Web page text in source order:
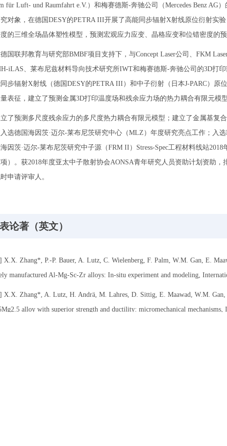
für Luft- und Raumfahrt e.V.）和梅赛德斯-奔驰公司（Mercedes Benz AG
对象，在德国DESY的PETRA III开展了高能同步辐射X射线原位衍射实
的三维全场晶体塑性模型，预测宏观应力应变、晶格应变和位错密度的
国联邦教育与研究部BMBF项目支持下，与Concept Laser公司、FKM
iLAS、莱布尼兹材料导向技术研究所IWT和梅赛德斯-奔驰公司的3D打
步辐射X射线（德国DESY的PETRA III）和中子衍射（日本J-PARC）原
表征，建立了预测金属3D打印温度场和残余应力场的热力耦合有限元模型
了预测多尺度残余应力的多尺度热力耦合有限元模型；建立了金属基复
选德国海因茨·迈尔-莱布尼茨研究中心（MLZ）年度研究亮点工作；入
因茨·迈尔-莱布尼茨研究中子源（FRM II）Stress-Spec工程材料线站
）。获2018年度亚太中子散射协会AONSA青年研究人员资助计划资助，
申请评审人。
论著（英文）
X.X. Zhang*, P.-P. Bauer, A. Lutz, C. Wielenberg, F. Palm, W.M. Gan, E.
manufactured Al-Mg-Sc-Zr alloys: In-situ experiment and modeling,
X.X. Zhang*, A. Lutz, H. Andrä, M. Lahres, D. Sittig, E. Maawad, W.M. Gan,
alloy with superior strength and ductility: micromechanical mechanisms,